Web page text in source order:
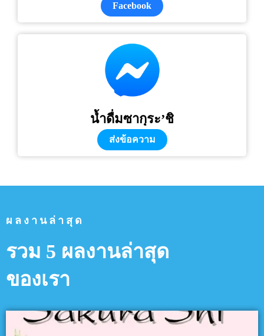
Facebook
น้ำดื่มซากุระ’ชิ
ส่งข้อความ
ผลงานล่าสุด
รวม 5 ผลงานล่าสุด
ของเรา